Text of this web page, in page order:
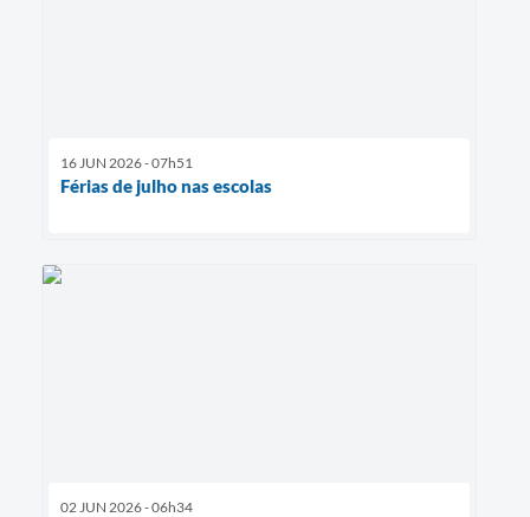
16 JUN 2026 - 07h51
Férias de julho nas escolas
02 JUN 2026 - 06h34